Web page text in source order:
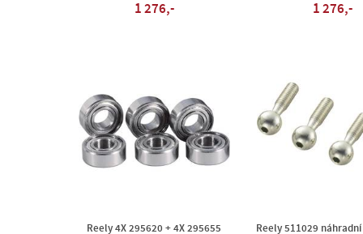
1 276,- 1 276,-
Reely 4X 295620 + 4X 295655
Reely 511029